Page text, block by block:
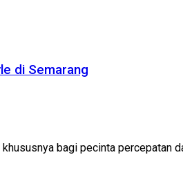
di Semarang
bagi pecinta percepatan